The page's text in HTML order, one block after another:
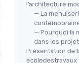
l’architecture
— La
— Pourquoi la
dans les
Présentation de
ecoledestravaux